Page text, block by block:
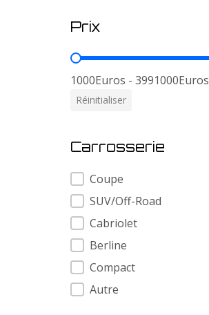
Prix
Prix
1000Euros - 3991000Euros
Réinitialiser
Carrosserie
Carrosserie
Coupe
SUV/Off-Road
Cabriolet
Berline
Compact
Autre